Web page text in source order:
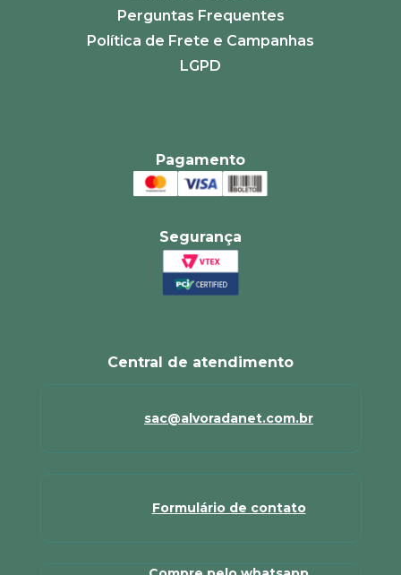
Perguntas Frequentes
Política de Frete e Campanhas
LGPD
Pagamento
Segurança
Central de atendimento
sac@alvoradanet.com.br
Formulário de contato